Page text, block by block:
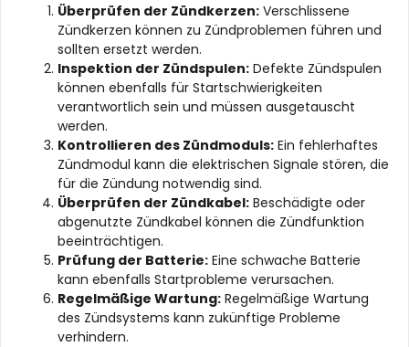
Überprüfen der Zündkerzen: Verschlissene
Zündkerzen können zu Zündproblemen führen und
sollten ersetzt werden.
Inspektion der Zündspulen: Defekte Zündspulen
können ebenfalls für Startschwierigkeiten
verantwortlich sein und müssen ausgetauscht
werden.
Kontrollieren des Zündmoduls: Ein fehlerhaftes
Zündmodul kann die elektrischen Signale stören, die
für die Zündung notwendig sind.
Überprüfen der Zündkabel: Beschädigte oder
abgenutzte Zündkabel können die Zündfunktion
beeinträchtigen.
Prüfung der Batterie: Eine schwache Batterie
kann ebenfalls Startprobleme verursachen.
Regelmäßige Wartung: Regelmäßige Wartung
des Zündsystems kann zukünftige Probleme
verhindern.